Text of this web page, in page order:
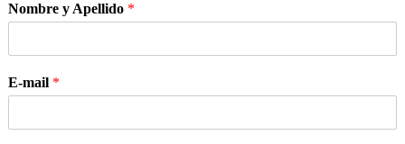
Nombre y Apellido *
E-mail *